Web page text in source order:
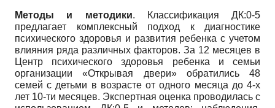
Методы и методики. Классификация ДК:0-5
предлагает комплексный подход к диагностике
психического здоровья и развития ребенка с учетом
влияния ряда различных факторов. За 12 месяцев в
Центр психического здоровья ребенка и семьи
организации «Открывая двери» обратились 48
семей с детьми в возрасте от одного месяца до 4-х
лет 10-ти месяцев. Экспертная оценка проводилась с